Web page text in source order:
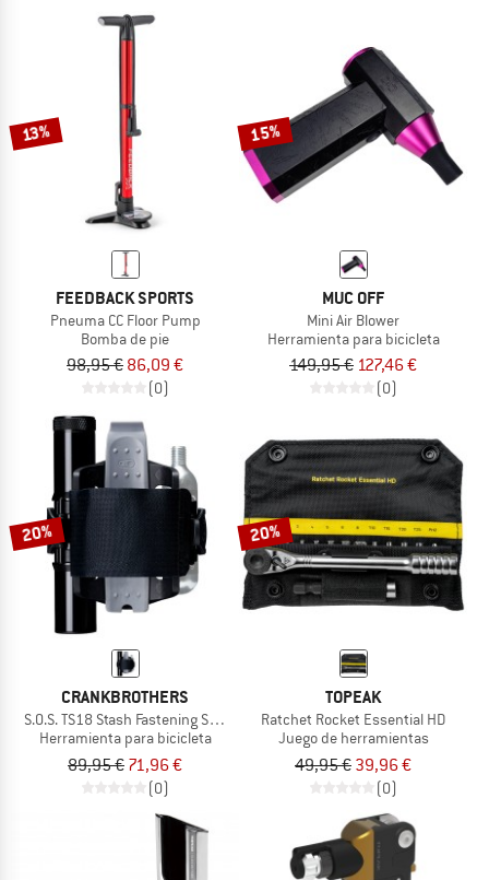
13%
FEEDBACK SPORTS
Pneuma CC Floor Pump
Bomba de pie
98,95 € 86,09 €
(0)
15%
MUC OFF
Mini Air Blower
Herramienta para bicicleta
149,95 € 127,46 €
(0)
20%
CRANKBROTHERS
S.O.S. TS18 Stash Fastening Strap + Multitool
Herramienta para bicicleta
89,95 € 71,96 €
(0)
20%
TOPEAK
Ratchet Rocket Essential HD
Juego de herramientas
49,95 € 39,96 €
(0)